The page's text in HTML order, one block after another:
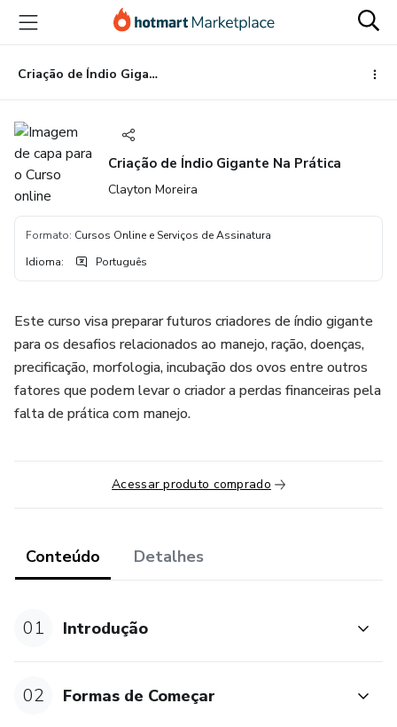
para
conteúdo
principal
para
pagamento
para
rodapé
Criação de Índio Gigante Na Prática
Criação de Índio Gigante Na Prática
Clayton Moreira
Formato: Cursos Online e Serviços de Assinatura
Idioma: Português
Este curso visa preparar futuros criadores de índio gigante
para os desafios relacionados ao manejo, ração, doenças,
precificação, morfologia, incubação dos ovos entre outros
fatores que podem levar o criador a perdas financeiras pela
falta de prática com manejo.
Acessar produto comprado
Conteúdo Detalhes
01 Introdução
02 Formas de Começar